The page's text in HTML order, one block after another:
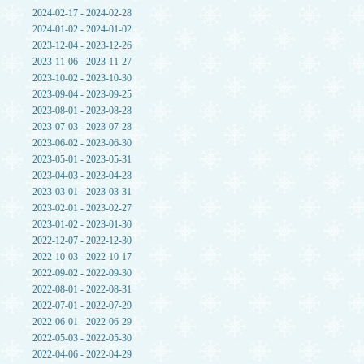
2024-02-17 - 2024-02-28
2024-01-02 - 2024-01-02
2023-12-04 - 2023-12-26
2023-11-06 - 2023-11-27
2023-10-02 - 2023-10-30
2023-09-04 - 2023-09-25
2023-08-01 - 2023-08-28
2023-07-03 - 2023-07-28
2023-06-02 - 2023-06-30
2023-05-01 - 2023-05-31
2023-04-03 - 2023-04-28
2023-03-01 - 2023-03-31
2023-02-01 - 2023-02-27
2023-01-02 - 2023-01-30
2022-12-07 - 2022-12-30
2022-10-03 - 2022-10-17
2022-09-02 - 2022-09-30
2022-08-01 - 2022-08-31
2022-07-01 - 2022-07-29
2022-06-01 - 2022-06-29
2022-05-03 - 2022-05-30
2022-04-06 - 2022-04-29